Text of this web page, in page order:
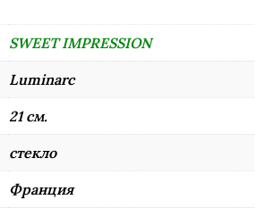
SWEET IMPRESSION
Luminarc
21 см.
стекло
Франция